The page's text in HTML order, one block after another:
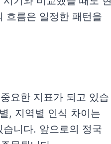
흐름은 일정한 패턴을
요한 지표가 되고 있습
, 지역별 인식 차이는
니다. 앞으로의 정국